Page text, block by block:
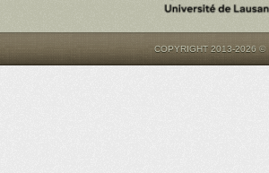
COPYRIGHT 2013-2026 ©